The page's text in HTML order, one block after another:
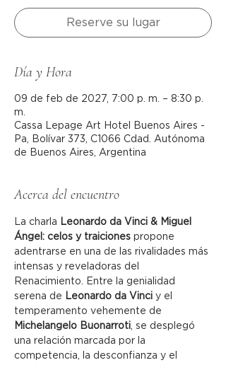
Reserve su lugar
Día y Hora
09 de feb de 2027, 7:00 p. m. – 8:30 p.
m.
Cassa Lepage Art Hotel Buenos Aires -
Pa, Bolívar 373, C1066 Cdad. Autónoma
de Buenos Aires, Argentina
Acerca del encuentro
La charla Leonardo da Vinci & Miguel
Ángel: celos y traiciones propone
adentrarse en una de las rivalidades más
intensas y reveladoras del
Renacimiento. Entre la genialidad
serena de Leonardo da Vinci y el
temperamento vehemente de
Michelangelo Buonarroti, se desplegó
una relación marcada por la
competencia, la desconfianza y el